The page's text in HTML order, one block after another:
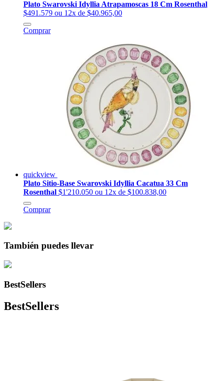
Plato Swarovski Idyllia Atrapamoscas 18 Cm Rosenthal
$491.579 ou 12x de $40.965,00
Comprar
quickview
Plato Sitio-Base Swarovski Idyllia Cacatua 33 Cm
Rosenthal $1'210.050 ou 12x de $100.838,00
Comprar
También puedes llevar
BestSellers
BestSellers